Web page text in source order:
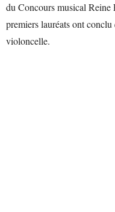
du Concours musical Reine
premiers lauréats ont
violoncelle.